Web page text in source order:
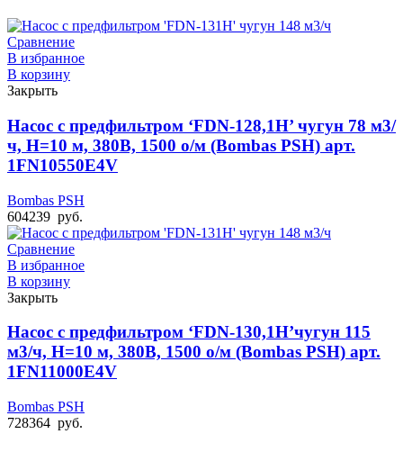
Сравнение
В избранное
В корзину
Закрыть
Насос с предфильтром ‘FDN-128,1H’ чугун 78 м3/
ч, Н=10 м, 380В, 1500 о/м (Bombas PSH) арт.
1FN10550E4V
Bombas PSH
604239 руб.
Сравнение
В избранное
В корзину
Закрыть
Насос с предфильтром ‘FDN-130,1H’чугун 115
м3/ч, Н=10 м, 380В, 1500 о/м (Bombas PSH) арт.
1FN11000E4V
Bombas PSH
728364 руб.